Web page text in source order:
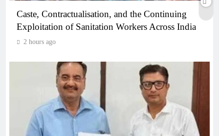
Caste, Contractualisation, and the Continuing
Exploitation of Sanitation Workers Across India
2 hours ago